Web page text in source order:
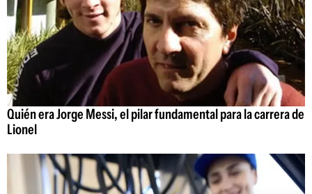
Quién era Jorge Messi, el pilar fundamental para la carrera de
Lionel